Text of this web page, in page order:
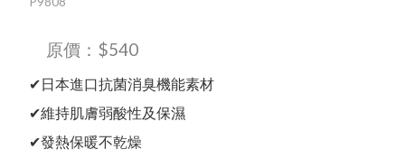
所有產品
關於我們
Ｑ＆Ａ
한국어 原價：$540
✔日本進口抗菌消臭機能素材
✔維持肌膚弱酸性及保濕
✔發熱保暖不乾燥